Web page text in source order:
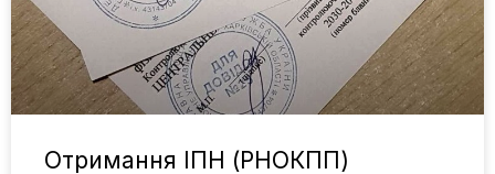
Отримання ІПН (РНОКПП)